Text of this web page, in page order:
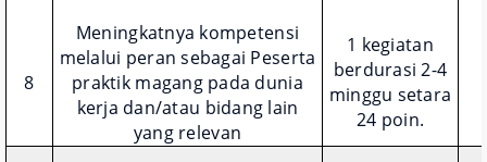
8
Meningkatnya kompetensi
melalui peran sebagai Peserta
praktik magang pada dunia
kerja dan/atau bidang lain
yang relevan
1 kegiatan
berdurasi 2-4
minggu setara
24 poin.